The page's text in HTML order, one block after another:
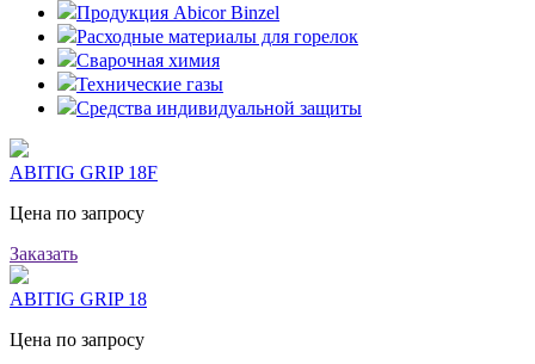
Продукция Abicor Binzel
Расходные материалы для горелок
Сварочная химия
Технические газы
Средства индивидуальной защиты
ABITIG GRIP 18F
Цена по запросу
Заказать
ABITIG GRIP 18
Цена по запросу